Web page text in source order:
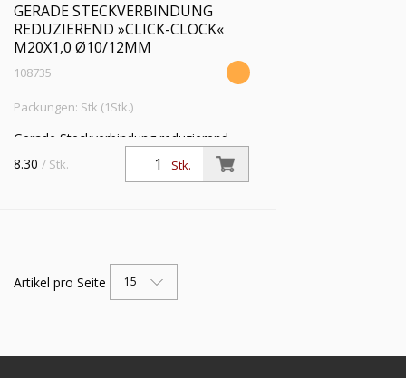
GERADE STECKVERBINDUNG
REDUZIEREND »CLICK-CLOCK«
M20X1,0 Ø10/12MM
108735
Packungen: Stk (1Stk.)
Gerade Steckverbindung reduzierend
»click-clock«, M20x1,0, f. Schl.-Außen-Ø
10/12 mm, Arbeitsdruck max. 16 bar,
Stk.
8.30 / Stk.
Artikel pro Seite 15